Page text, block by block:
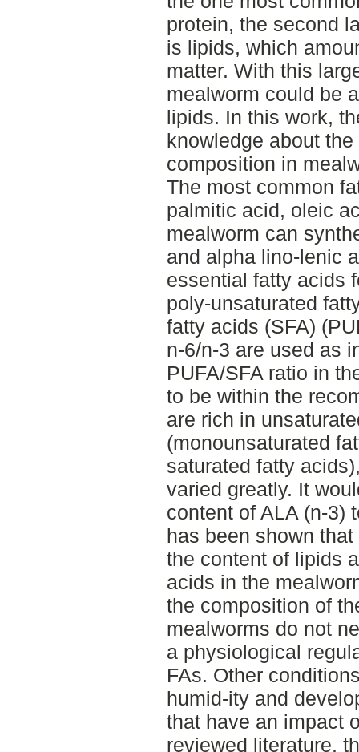
protein, the second
is lipids, which
matter. With this
mealworm could be
lipids. In this work,
knowledge about
composition in
The most common
palmitic acid, oleic
mealworm can
and alpha lino-lenic
essential fatty acids
poly-unsaturated
fatty acids (SFA)
n-6/n-3 are used as
PUFA/SFA ratio in
to be within the
are rich in
(monounsaturated
saturated fatty
varied greatly. It
content of ALA (n-3)
has been shown
the content of lipids
acids in the
the composition of
mealworms do not
a physiological
FAs. Other
humid-ity and
that have an impact
reviewed literature,